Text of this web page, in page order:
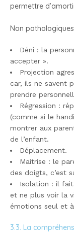
permettre
Non
Déni : la
accepter ».
Projection
car, ils ne savent
prendre
Régression :
(comme si le
montrer aux
de l’enfant.
Déplacement.
Maitrise : le
des doigts, c’est
Isolation : il fait
et ne plus voir la
émotions seul et
3.3. La